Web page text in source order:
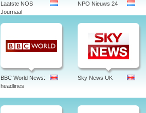
Laatste NOS
Journaal
NPO Nieuws 24
BBC World News:
headlines
Sky News UK